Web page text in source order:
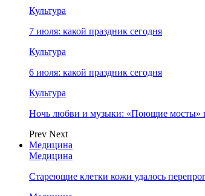
Культура
7 июля: какой праздник сегодня
Культура
6 июля: какой праздник сегодня
Культура
Ночь любви и музыки: «Поющие мосты»
Prev Next
Медицина
Медицина
Стареющие клетки кожи удалось